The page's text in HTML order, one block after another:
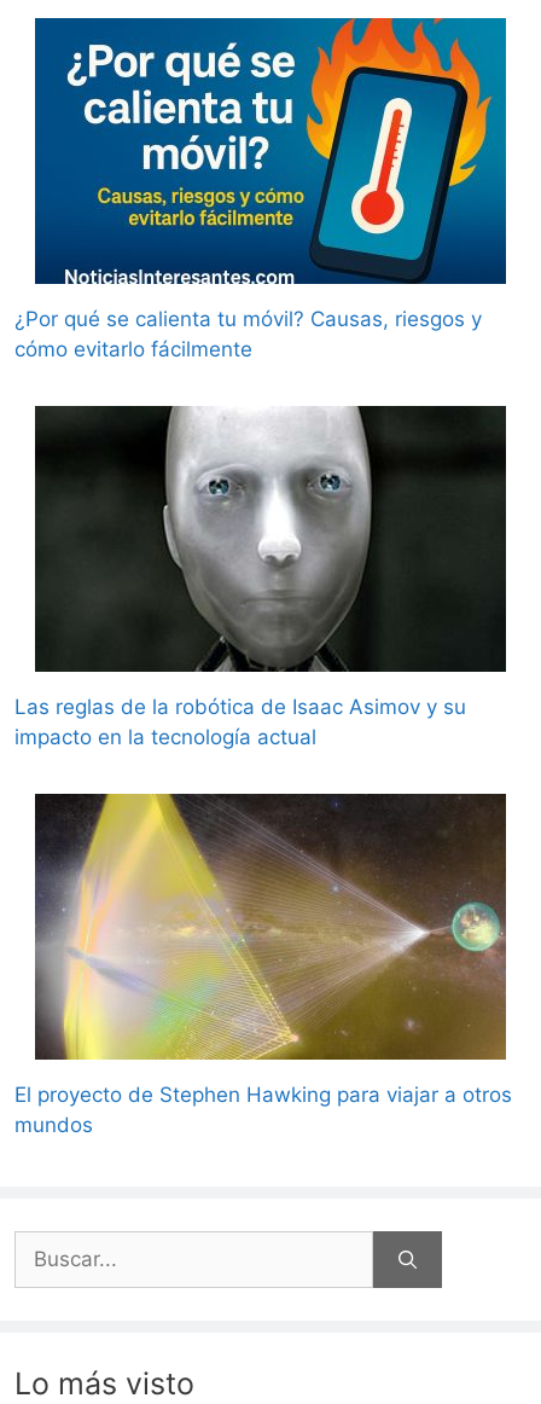
¿Por qué se calienta tu móvil? Causas, riesgos y
cómo evitarlo fácilmente
Las reglas de la robótica de Isaac Asimov y su
impacto en la tecnología actual
El proyecto de Stephen Hawking para viajar a otros
mundos
Buscar:
Lo más visto